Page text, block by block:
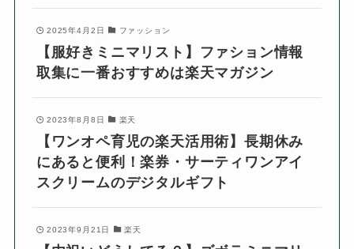
2025年4月2日 ファッション
【服好きミニマリスト】ファション情報
取集に一番おすすめは楽天マガジン
2023年8月8日 楽天
【ワンオペ育児の楽天活用術】長期休み
にあると便利！楽券・サーティワンアイ
スクリームのデジタルギフト
2023年9月21日 楽天